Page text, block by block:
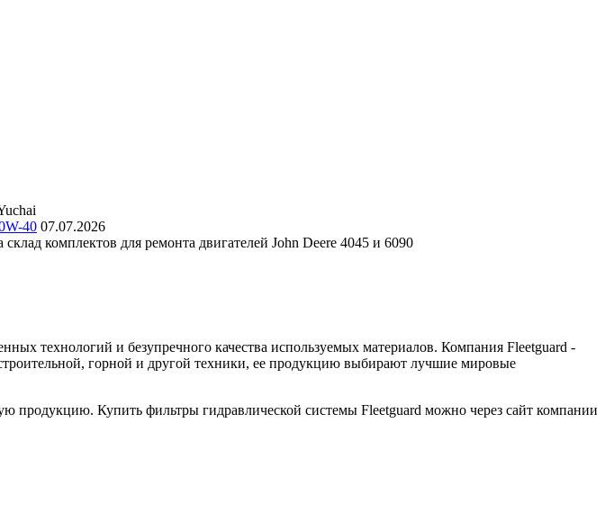
40 07.07.2026
комплектов для ремонта двигателей John Deere 4045 и 6090
технологий и безупречного качества используемых материалов. Компания Fleetguard -
горной и другой техники, ее продукцию выбирают лучшие мировые
продукцию. Купить фильтры гидравлической системы Fleetguard можно через сайт компании